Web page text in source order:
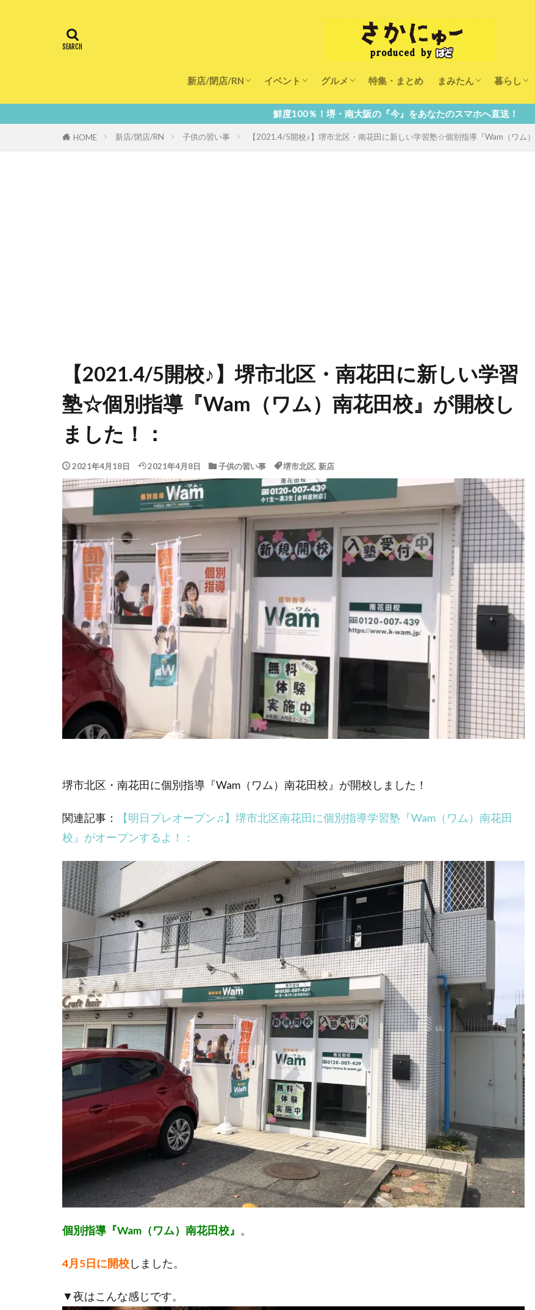
新店/閉店/RN イベント
キッズ
グルメ
ランチ
カフェ
特集・まとめ まみたん
まみたんイベント・お
習い事・キャンペーン
幼稚園・こども園・保
暮らし
医療
美容・健
大人の習
キッズ
子供の教
子供の習
おしごと
鮮度100％！堺・南大阪の『今』をあなたのスマホへ直送！
HOME 新店/閉店/RN 子供の習い事 【2021.4/5開校♪】堺市北区・南花田に新しい学習塾☆個別指導『Wam（ワム
【2021.4/5開校♪】堺市北区・南花田に新しい学習
塾☆個別指導『Wam（ワム）南花田校』が開校し
ました！：
2021年4月18日 2021年4月8日 子供の習い事 堺市北区, 新店
堺市北区・南花田に個別指導『Wam（ワム）南花田校』が開校しました！
関連記事：
【明日プレオープン♫】堺市北区南花田に個別指導学習塾『Wam（ワム）南花田
校』がオープンするよ！：
個別指導『Wam（ワム）南花田校』 。
4月5日に開校しました。
▼夜はこんな感じです。